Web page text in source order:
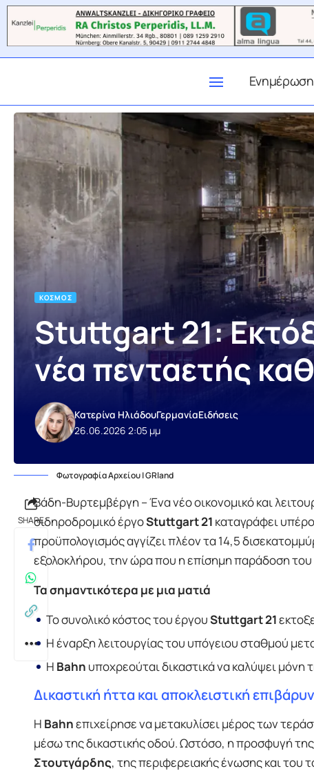
Ενημέρωση
ΚΌΣΜΟΣ
Stuttgart 21:
νέα πενταετής
26.06.2026 2:05 μμ
Κατερίνα ΗλιάδουΓερμανίαΕιδήσεις
Φωτογραφία Αρχείου | GRland
SHARE
Βάδη-Βυρτεμβέργη – Ένα νέο οικονομικό και
σιδηροδρομικό έργοStuttgart 21 καταγράφει
προϋπολογισμός αγγίζει πλέον τα 14,5
εξολοκλήρου, την ώρα που η επίσημη παράδοση του
Τα σημαντικότερα με μια ματιά
Το συνολικό κόστος του έργουStuttgart 21
Η έναρξη λειτουργίας του υπόγειου σταθμού
Η Bahn υποχρεούται δικαστικά να καλύψει
Δικαστική ήττα και αποκλειστική
Η Bahnεπιχείρησε να μετακυλίσει μέρος των
μέσω της δικαστικής οδού. Ωστόσο, η προσφυγή της
Στουτγάρδης, της περιφερειακής ένωσης και του